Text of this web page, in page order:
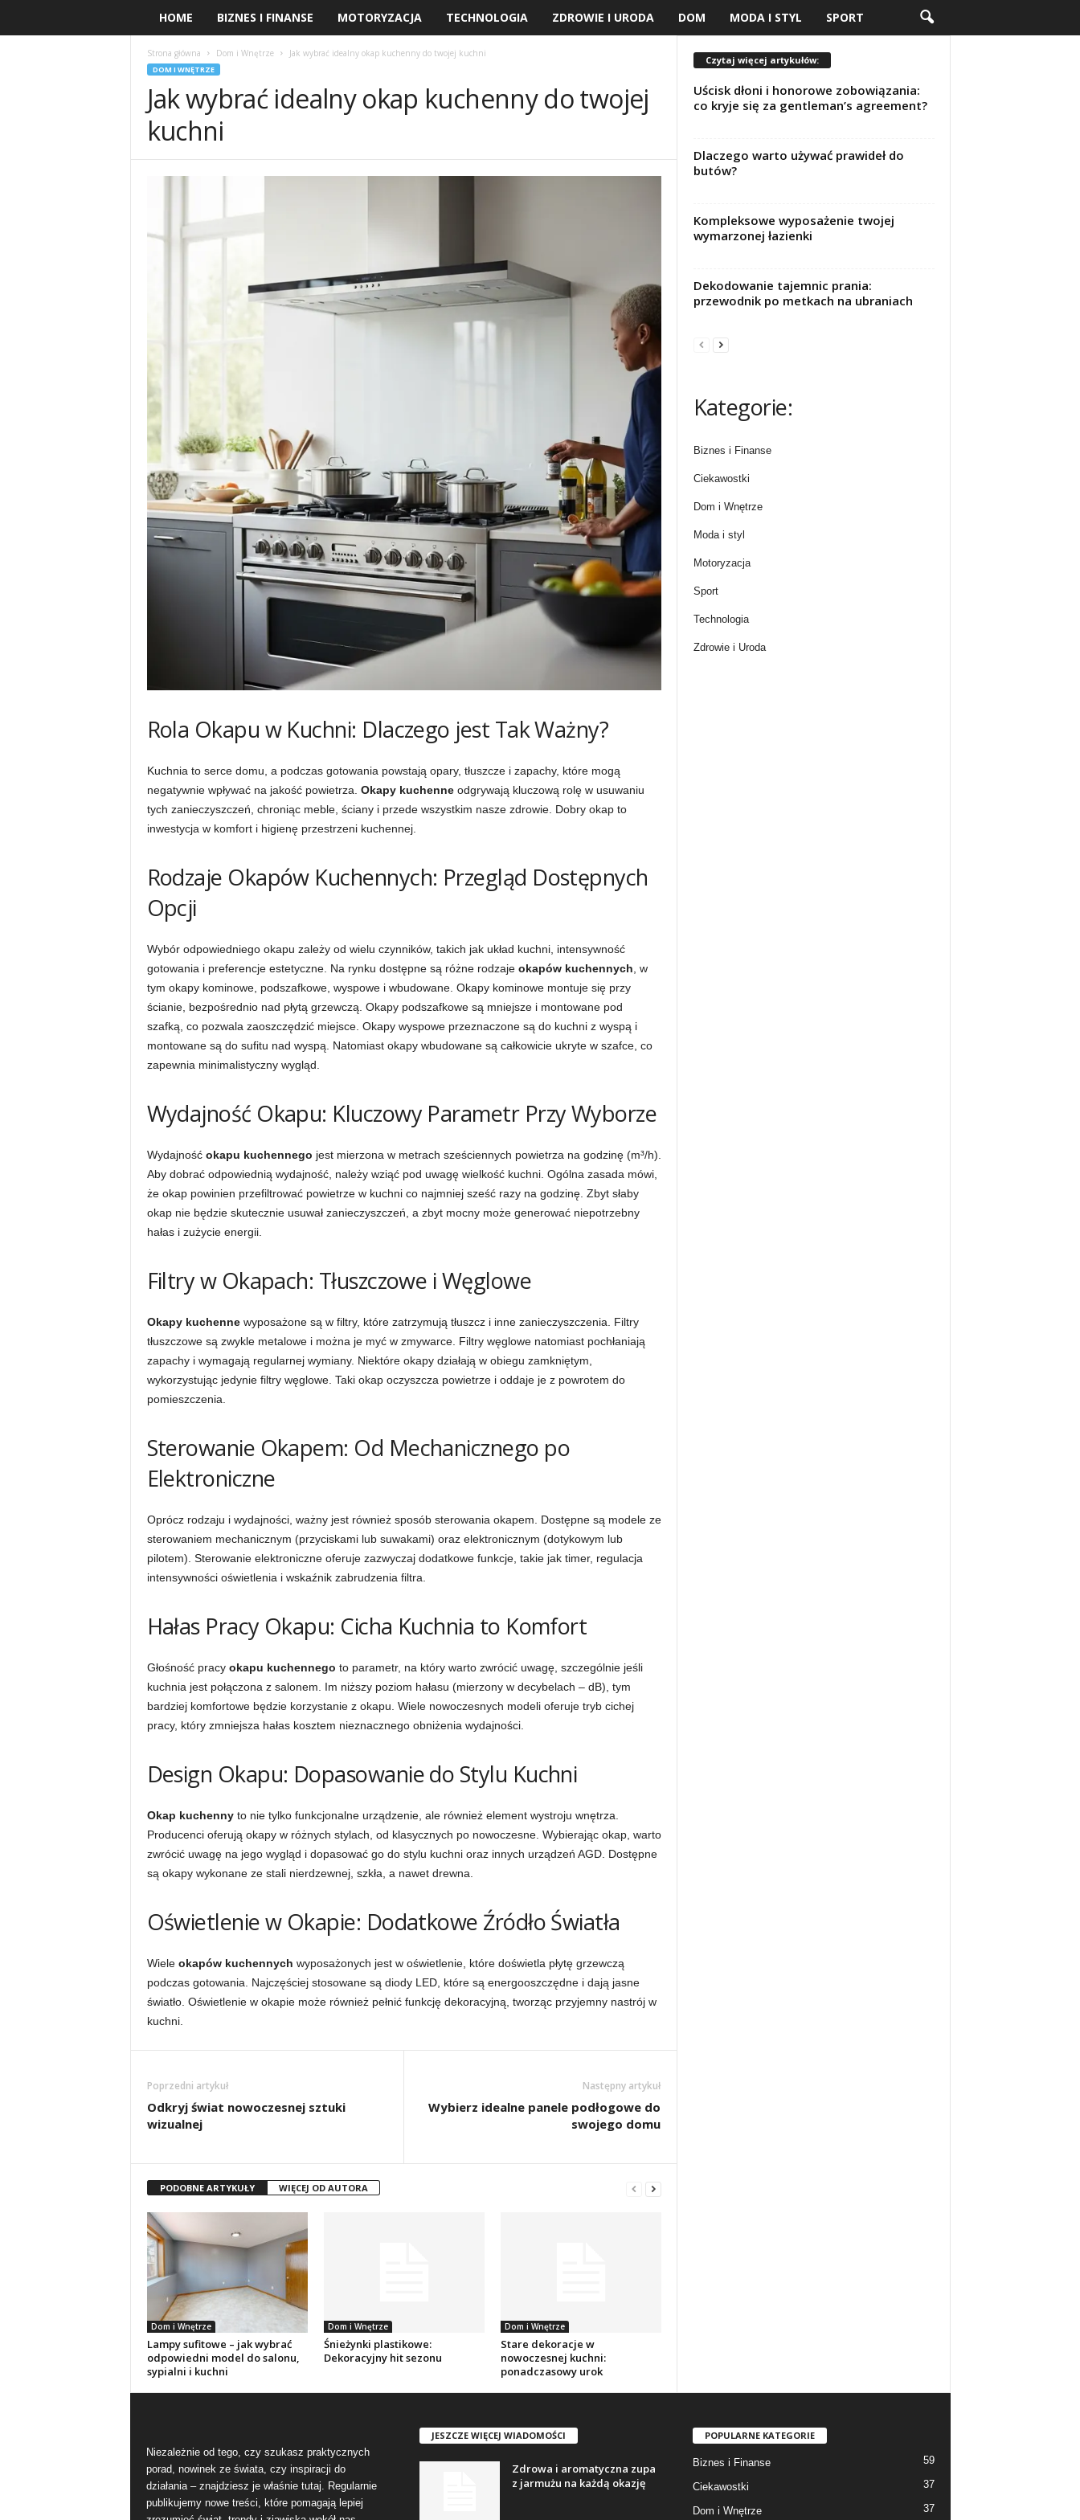
HOME BIZNES I FINANSE MOTORYZACJA TECHNOLOGIA ZDROWIE I URODA DOM MODA I STYL SPORT
Strona główna Dom i Wnętrze Jak wybrać idealny okap kuchenny do twojej kuchni
DOM I WNĘTRZE
Jak wybrać idealny okap kuchenny do twojej
kuchni
Rola Okapu w Kuchni: Dlaczego jest Tak Ważny?
Kuchnia to serce domu, a podczas gotowania powstają opary, tłuszcze i zapachy, które mogą
negatywnie wpływać na jakość powietrza. Okapy kuchenneodgrywają kluczową rolę w usuwaniu
tych zanieczyszczeń, chroniąc meble, ściany i przede wszystkim nasze zdrowie. Dobry okap to
inwestycja w komfort i higienę przestrzeni kuchennej.
Rodzaje Okapów Kuchennych: Przegląd Dostępnych
Opcji
Wybór odpowiedniego okapu zależy od wielu czynników, takich jak układ kuchni, intensywność
gotowania i preferencje estetyczne. Na rynku dostępne są różne rodzaje okapów kuchennych , w
tym okapy kominowe, podszafkowe, wyspowe i wbudowane. Okapy kominowe montuje się przy
ścianie, bezpośrednio nad płytą grzewczą. Okapy podszafkowe są mniejsze i montowane pod
szafką, co pozwala zaoszczędzić miejsce. Okapy wyspowe przeznaczone są do kuchni z wyspą i
montowane są do sufitu nad wyspą. Natomiast okapy wbudowane są całkowicie ukryte w szafce, co
zapewnia minimalistyczny wygląd.
Wydajność Okapu: Kluczowy Parametr Przy Wyborze
Wydajność okapu kuchennego jest mierzona w metrach sześciennych powietrza na godzinę (m³/h).
Aby dobrać odpowiednią wydajność, należy wziąć pod uwagę wielkość kuchni. Ogólna zasada mówi,
że okap powinien przefiltrować powietrze w kuchni co najmniej sześć razy na godzinę. Zbyt słaby
okap nie będzie skutecznie usuwał zanieczyszczeń, a zbyt mocny może generować niepotrzebny
hałas i zużycie energii.
Filtry w Okapach: Tłuszczowe i Węglowe
Okapy kuchennewyposażone są w filtry, które zatrzymują tłuszcz i inne zanieczyszczenia. Filtry
tłuszczowe są zwykle metalowe i można je myć w zmywarce. Filtry węglowe natomiast pochłaniają
zapachy i wymagają regularnej wymiany. Niektóre okapy działają w obiegu zamkniętym,
wykorzystując jedynie filtry węglowe. Taki okap oczyszcza powietrze i oddaje je z powrotem do
pomieszczenia.
Sterowanie Okapem: Od Mechanicznego po
Elektroniczne
Oprócz rodzaju i wydajności, ważny jest również sposób sterowania okapem. Dostępne są modele ze
sterowaniem mechanicznym (przyciskami lub suwakami) oraz elektronicznym (dotykowym lub
pilotem). Sterowanie elektroniczne oferuje zazwyczaj dodatkowe funkcje, takie jak timer, regulacja
intensywności oświetlenia i wskaźnik zabrudzenia filtra.
Hałas Pracy Okapu: Cicha Kuchnia to Komfort
Głośność pracy okapu kuchennego to parametr, na który warto zwrócić uwagę, szczególnie jeśli
kuchnia jest połączona z salonem. Im niższy poziom hałasu (mierzony w decybelach – dB), tym
bardziej komfortowe będzie korzystanie z okapu. Wiele nowoczesnych modeli oferuje tryb cichej
pracy, który zmniejsza hałas kosztem nieznacznego obniżenia wydajności.
Design Okapu: Dopasowanie do Stylu Kuchni
Okap kuchennyto nie tylko funkcjonalne urządzenie, ale również element wystroju wnętrza.
Producenci oferują okapy w różnych stylach, od klasycznych po nowoczesne. Wybierając okap, warto
zwrócić uwagę na jego wygląd i dopasować go do stylu kuchni oraz innych urządzeń AGD. Dostępne
są okapy wykonane ze stali nierdzewnej, szkła, a nawet drewna.
Oświetlenie w Okapie: Dodatkowe Źródło Światła
Wiele okapów kuchennych wyposażonych jest w oświetlenie, które doświetla płytę grzewczą
podczas gotowania. Najczęściej stosowane są diody LED, które są energooszczędne i dają jasne
światło. Oświetlenie w okapie może również pełnić funkcję dekoracyjną, tworząc przyjemny nastrój w
kuchni.
Poprzedni artykuł
Odkryj świat nowoczesnej sztuki
wizualnej
Następny artykuł
Wybierz idealne panele podłogowe do
swojego domu
PODOBNE ARTYKUŁY WIĘCEJ OD AUTORA
Dom i Wnętrze
Lampy sufitowe – jak wybrać
odpowiedni model do salonu,
sypialni i kuchni
Dom i Wnętrze
Śnieżynki plastikowe:
Dekoracyjny hit sezonu
Dom i Wnętrze
Stare dekoracje w
nowoczesnej kuchni:
ponadczasowy urok
Czytaj więcej artykułów:
Uścisk dłoni i honorowe zobowiązania:
co kryje się za gentleman’s agreement?
Dlaczego warto używać prawideł do
butów?
Kompleksowe wyposażenie twojej
wymarzonej łazienki
Dekodowanie tajemnic prania:
przewodnik po metkach na ubraniach
Kategorie:
Biznes i Finanse
Ciekawostki
Dom i Wnętrze
Moda i styl
Motoryzacja
Sport
Technologia
Zdrowie i Uroda
Niezależnie od tego, czy szukasz praktycznych
porad, nowinek ze świata, czy inspiracji do
działania – znajdziesz je właśnie tutaj. Regularnie
publikujemy nowe treści, które pomagają lepiej
JESZCZE WIĘCEJ WIADOMOŚCI
Zdrowa i aromatyczna zupa
z jarmużu na każdą okazję
POPULARNE KATEGORIE
Biznes i Finanse 59
Ciekawostki 37
Dom i Wnętrze 37